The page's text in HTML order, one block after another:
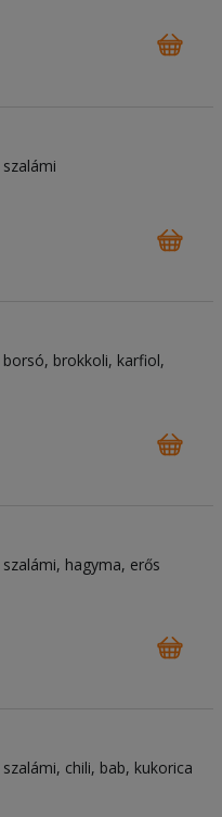
szalámi
borsó brokkoli karfiol
szalámi hagyma erős
szalámi chili bab kukorica